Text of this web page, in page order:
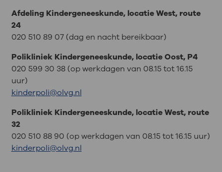
Afdeling Kindergeneeskunde, locatie West, route
24
020 510 89 07 (dag en nacht bereikbaar)
Polikliniek Kindergeneeskunde, locatie Oost, P4
020 599 30 38 (op werkdagen van 08.15 tot 16.15
uur)
kinderpoli@olvg.nl
Polikliniek Kindergeneeskunde, locatie West, route
32
020 510 88 90 (op werkdagen van 08.15 tot 16.15 uur)
kinderpoli@olvg.nl